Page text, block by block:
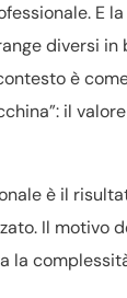
E
diversi
è
il
è il
Il motivo
la